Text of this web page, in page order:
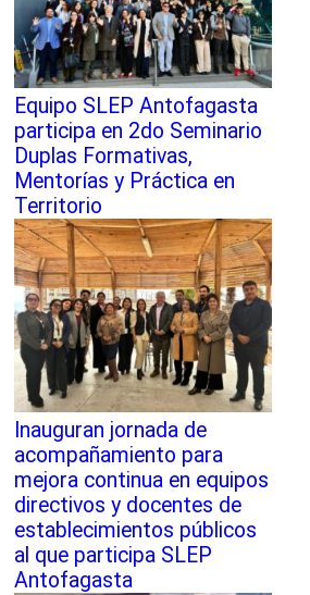
Equipo SLEP Antofagasta
participa en 2do Seminario
Duplas Formativas,
Mentorías y Práctica en
Territorio
Inauguran jornada de
acompañamiento para
mejora continua en equipos
directivos y docentes de
establecimientos públicos
al que participa SLEP
Antofagasta